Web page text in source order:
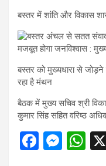
बस्तर में शांति और विकास
बस्तर को मुख्यधारा से
रहा है मंथन
बैठक में मुख्य सचिव श्री
कुमार सिंह सहित वरिष्ठ
F
M W